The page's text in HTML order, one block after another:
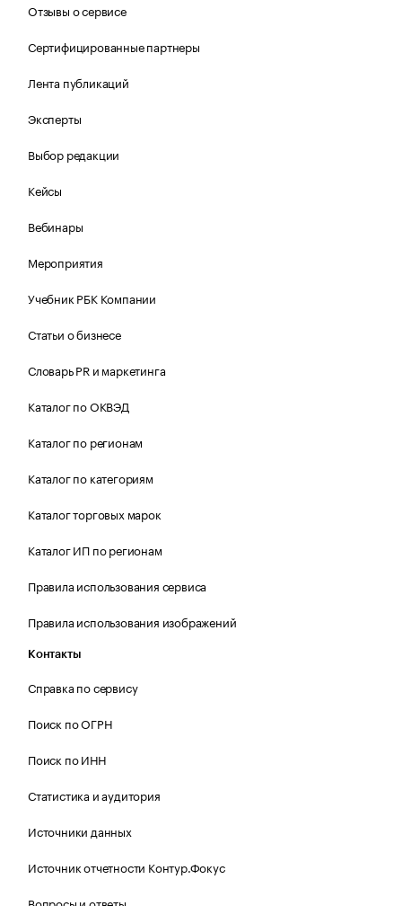
Отзывы о сервисе
Сертифицированные партнеры
Лента публикаций
Эксперты
Выбор редакции
Кейсы
Вебинары
Мероприятия
Учебник РБК Компании
Статьи о бизнесе
Словарь PR и маркетинга
Каталог по ОКВЭД
Каталог по регионам
Каталог по категориям
Каталог торговых марок
Каталог ИП по регионам
Правила использования сервиса
Правила использования изображений
Контакты
Справка по сервису
Поиск по ОГРН
Поиск по ИНН
Статистика и аудитория
Источники данных
Источник отчетности Контур.Фокус